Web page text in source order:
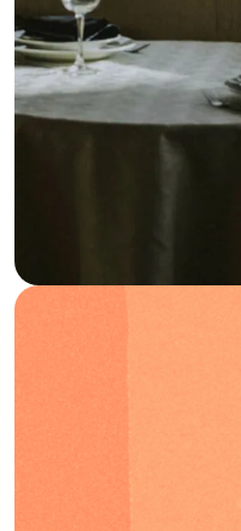
Blog
Preguntas
Podcast